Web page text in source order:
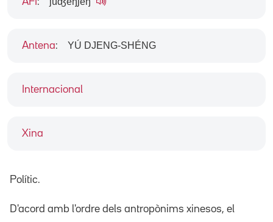
Internacional
Xina
Antena: YÚ DJENG-SHÉNG
Polític.
D'acord amb l'ordre dels antropònims xinesos, el